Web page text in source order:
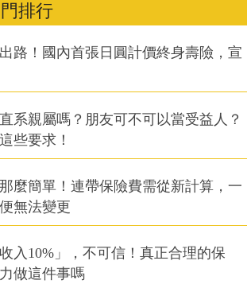
排行
路！國內首張日圓計價終身壽險，宣
系親屬嗎？朋友可不可以當受益人？
些要求！
麼簡單！連帶保險費需從新計算，一
無法變更
入10%」，不可信！真正合理的保
做這件事嗎